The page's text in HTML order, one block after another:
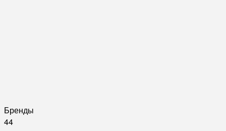
Бренды
44